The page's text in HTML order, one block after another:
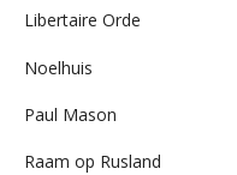
Libertaire Orde
Noelhuis
Paul Mason
Raam op Rusland